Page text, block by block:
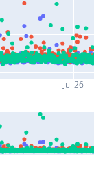
Jul 26